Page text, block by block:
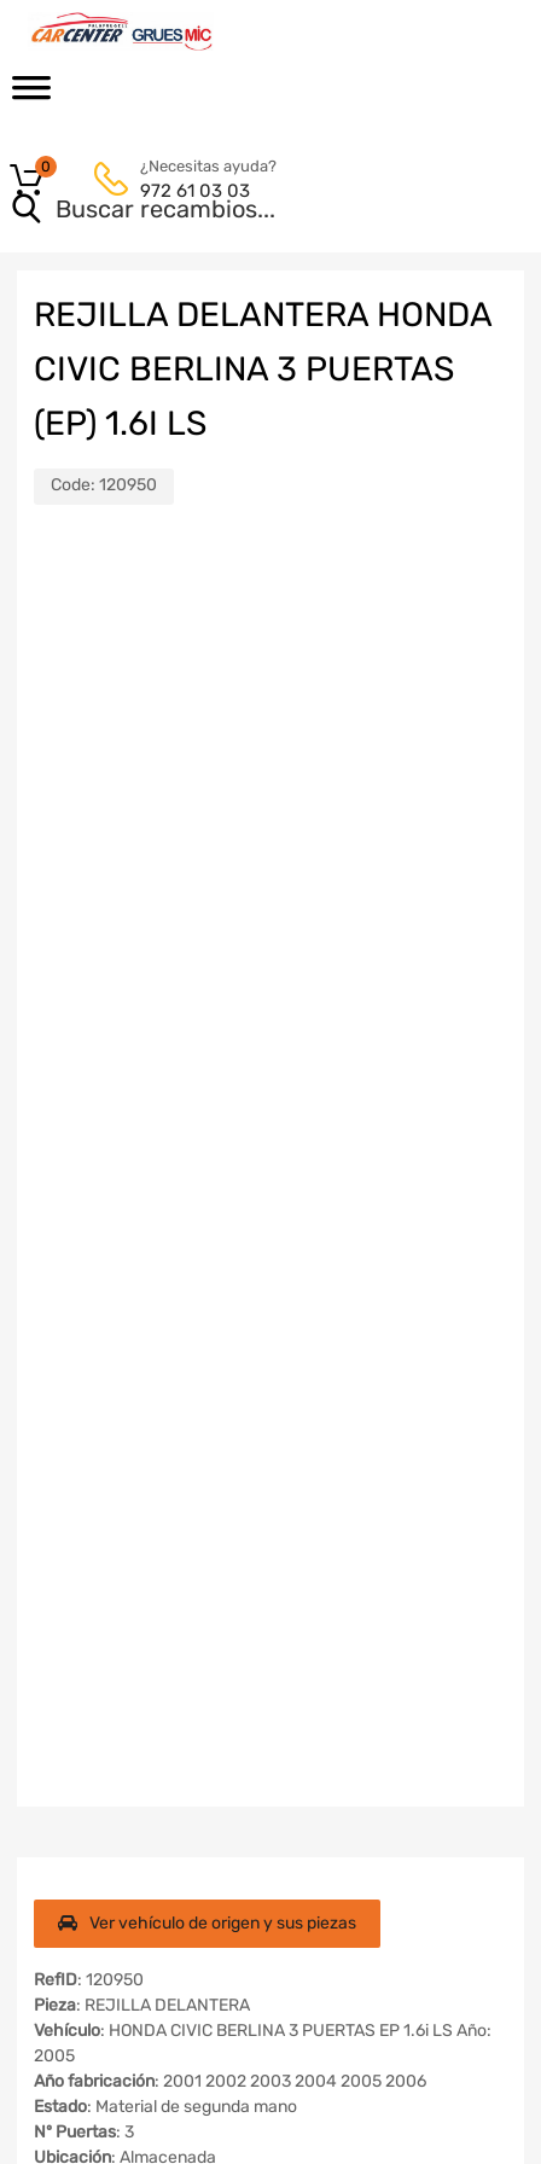
¿Necesitas ayuda?
972 61 03 03
0
REJILLA DELANTERA HONDA
CIVIC BERLINA 3 PUERTAS
(EP) 1.6I LS
Code: 120950
Ver vehículo de origen y sus piezas
RefID: 120950
Pieza: REJILLA DELANTERA
Vehículo: HONDA CIVIC BERLINA 3 PUERTAS EP 1.6i LS Año:
2005
Año fabricación: 2001 2002 2003 2004 2005 2006
Estado: Material de segunda mano
Nº Puertas: 3
Ubicación: Almacenada